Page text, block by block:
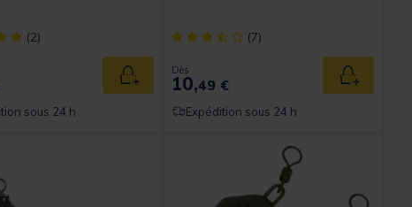
out of 5 Customer Rating
(2)
Ajouter au panier
sous 24 h
[object Object] out of 5 Customer Rating
(7)
Dès
10,49 € Ajouter
Expédition sous 24 h